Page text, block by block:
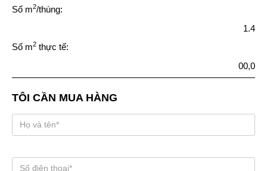
Số m2/thùng:
1.4
Số m2 thực tế:
00,0
TÔI CẦN MUA HÀNG